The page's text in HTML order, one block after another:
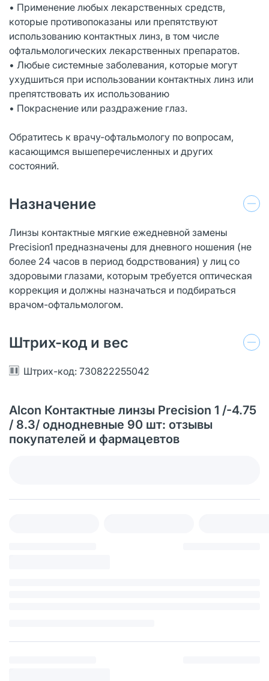
• Применение любых лекарственных средств,
которые противопоказаны или препятствуют
использованию контактных линз, в том числе
офтальмологических лекарственных препаратов.
• Любые системные заболевания, которые могут
ухудшиться при использовании контактных линз или
препятствовать их использованию
• Покраснение или раздражение глаз.
Обратитесь к врачу-офтальмологу по вопросам,
касающимся вышеперечисленных и других
состояний.
Назначение
Линзы контактные мягкие ежедневной замены
Precision1 предназначены для дневного ношения (не
более 24 часов в период бодрствования) у лиц со
здоровыми глазами, которым требуется оптическая
коррекция и должны назначаться и подбираться
врачом-офтальмологом.
Штрих-код и вес
Штрих-код: 730822255042
Alcon Контактные линзы Precision 1 /-4.75
/ 8.3/ однодневные 90 шт: отзывы
покупателей и фармацевтов